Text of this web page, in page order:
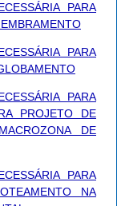
PARA
PARA
PARA
PROJETO DE
DE
PARA
NA